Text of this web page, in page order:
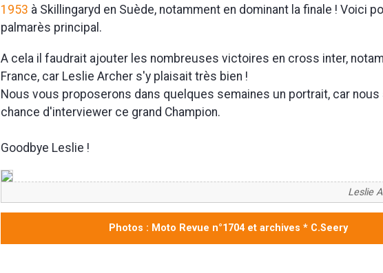
1953 à Skillingaryd en Suède, notamment en dominant la finale ! Voici
palmarès principal.
A cela il faudrait ajouter les nombreuses victoires en cross inter,
France, car Leslie Archer s'y plaisait très bien !
Nous vous proposerons dans quelques semaines un portrait, car nous
chance d'interviewer ce grand Champion.
Goodbye Leslie !
Leslie
Photos : Moto Revue n°1704 et archives * C.Seery